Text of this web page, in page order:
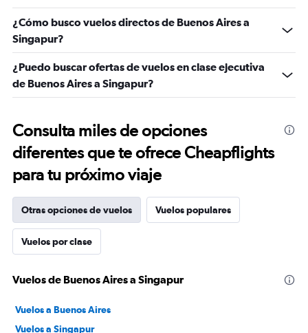
¿Cómo busco vuelos directos de Buenos Aires a
Singapur?
¿Puedo buscar ofertas de vuelos en clase ejecutiva
de Buenos Aires a Singapur?
Consulta miles de opciones
diferentes que te ofrece Cheapflights
para tu próximo viaje
Otras opciones de vuelos Vuelos populares
Vuelos por clase
Vuelos de Buenos Aires a Singapur
Vuelos a Buenos Aires
Vuelos a Singapur